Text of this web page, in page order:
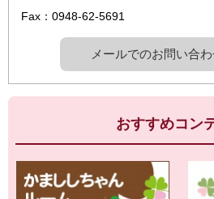
Fax：0948-62-5691
メールでのお問い合
おすすめコン